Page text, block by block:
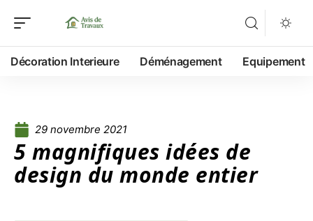
Décoration Interieure Déménagement Equipement
29 novembre 2021
5 magnifiques idées de
design du monde entier